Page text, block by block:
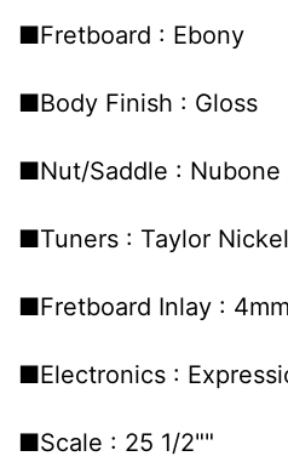
■Fretboard : Ebony
■Body Finish : Gloss
■Nut/Saddle : Nubone
■Tuners : Taylor Nickel
■Fretboard Inlay :
■Electronics :
■Scale : 25 1/2""